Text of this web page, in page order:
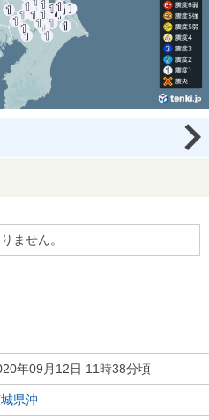
ません。
年09月12日 11時38分頃
県沖